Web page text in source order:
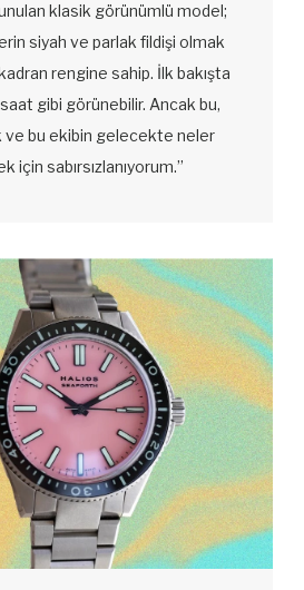
klasik görünümlü model;
siyah ve parlak fildişi olmak
rengine sahip. İlk bakışta
gibi görünebilir. Ancak bu,
ve bu ekibin gelecekte neler
için sabırsızlanıyorum.”